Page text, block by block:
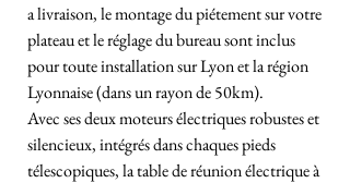
a livraison, le montage du piétement sur votre
plateau et le réglage du bureau sont inclus
pour toute installation sur Lyon et la région
Lyonnaise (dans un rayon de 50km).
Avec ses deux moteurs électriques robustes et
silencieux, intégrés dans chaques pieds
télescopiques, la table de réunion électrique à